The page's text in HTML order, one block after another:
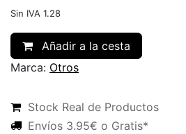
Sin IVA 1.28
Añadir a la cesta
Marca: Otros
Stock Real de Productos
Envíos 3.95€ o Gratis*